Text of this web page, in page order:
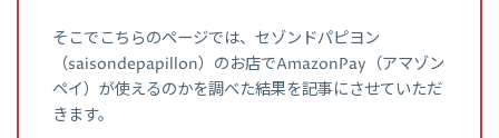
そこでこちらのページでは、セゾンドパピヨン
（saisondepapillon）のお店でAmazonPay（アマゾン
ペイ）が使えるのかを調べた結果を記事にさせていただ
きます。